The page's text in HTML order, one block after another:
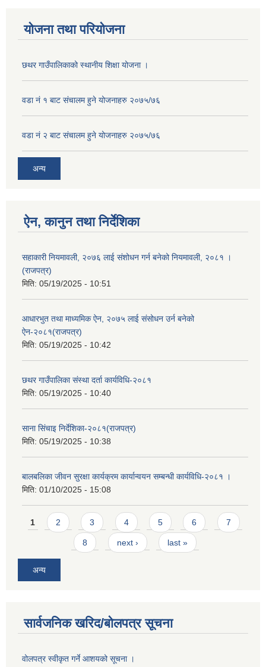
योजना तथा परियोजना
छथर गाउँपालिकाको स्थानीय शिक्षा योजना ।
वडा नं १ बाट संचालम हुने योजनाहरु २०७५/७६
वडा नं २ बाट संचालम हुने योजनाहरु २०७५/७६
अन्य
ऐन, कानुन तथा निर्देशिका
सहाकारी नियमावली, २०७६ लाई संशोधन गर्न बनेको नियमावली, २०८१ ।
(राजपत्र)
मिति: 05/19/2025 - 10:51
आधारभुत तथा माध्यमिक ऐन, २०७५ लाई संसोधन उर्न बनेको
ऐन-२०८१(राजपत्र)
मिति: 05/19/2025 - 10:42
छथर गाउँपालिका संस्था दर्ता कार्यविधि-२०८१
मिति: 05/19/2025 - 10:40
साना सिंचाइ निर्देशिका-२०८१(राजपत्र)
मिति: 05/19/2025 - 10:38
बालबलिका जीवन सुरक्षा कार्यक्रम कार्यान्वयन सम्बन्धी कार्यविधि-२०८१ ।
मिति: 01/10/2025 - 15:08
Pages
1 2 3 4 5 6 7
8 next › last »
अन्य
सार्वजनिक खरिद/बोलपत्र सूचना
वोलपत्र स्वीकृत गर्ने आशयको सूचना ।